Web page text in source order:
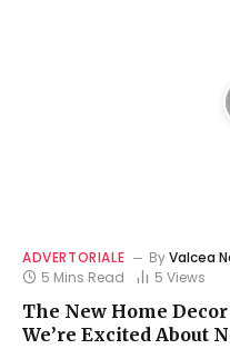
ADVERTORIALE ByValcea
5 Mins Read
5 Views
The New Home
We’re Excited About